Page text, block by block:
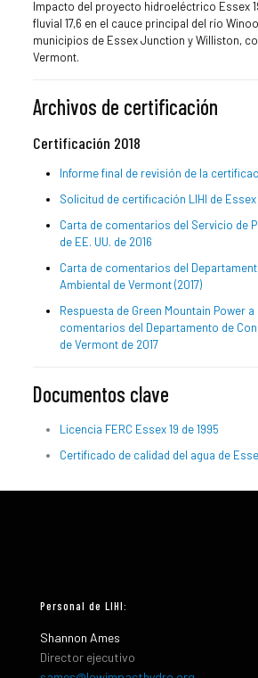
Impacto del proyecto hidroeléctrico Essex
fluvial 17,6 en el cauce principal del río
municipios de Essex Junction y Williston,
Vermont.
Archivos de certificación
Certificación 2018
Informe final de revisión de la
Solicitud de certificación LIHI de Essex
Carta de comentarios del Servicio de
de EE. UU. de 2016
Carta de comentarios del
Ambiental de Vermont (2017)
Respuesta de Green Mountain Power
comentarios del Departamento de
de Vermont de 2017
Documentos clave
Licencia FERC Essex 19 de 1995
Certificado de calidad del agua de
Personal de LIHI:
Shannon Ames
Director ejecutivo